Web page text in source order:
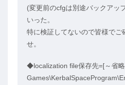
(変更前のcfgは別途バックアッ
いった。
特に検証してないので皆様でご
せ。
◆localization file保存先=[～省